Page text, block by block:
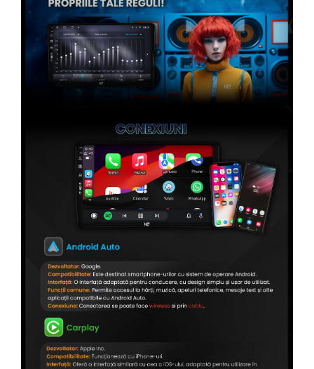
Conectică Alfa Romeo
Conectică Nissan
Conectică Peugeot
Conectică Isuzu
Conectică Mazda
Conectică Subaru
Conectică Iveco